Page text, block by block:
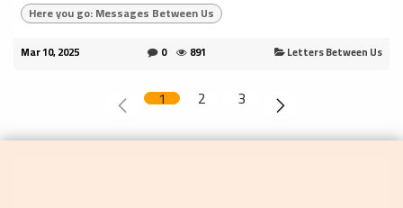
Here you go: Messages Between Us
Mar 10, 2025 0 891 Letters Between Us
1 2 3